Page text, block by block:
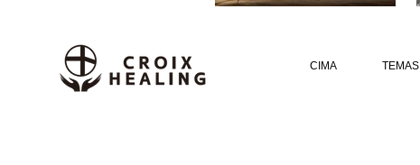
CIMA TEMAS